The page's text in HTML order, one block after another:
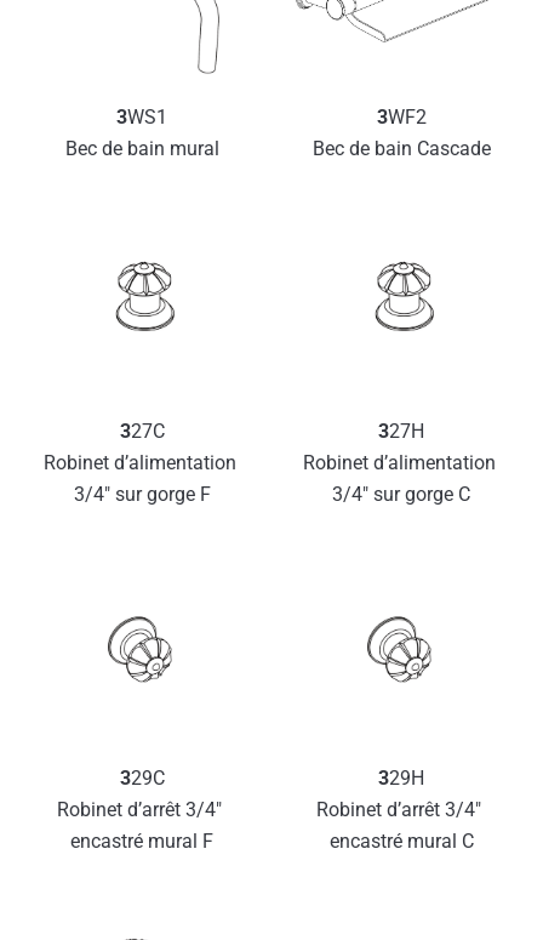
3WS1
Bec de bain mural
3WF2
Bec de bain Cascade
327C
Robinet d’alimentation
3/4″ sur gorge F
327H
Robinet d’alimentation
3/4″ sur gorge C
329C
Robinet d’arrêt 3/4″
encastré mural F
329H
Robinet d’arrêt 3/4″
encastré mural C